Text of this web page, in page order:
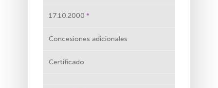
17.10.2000
Concesiones adicionales
Certificado